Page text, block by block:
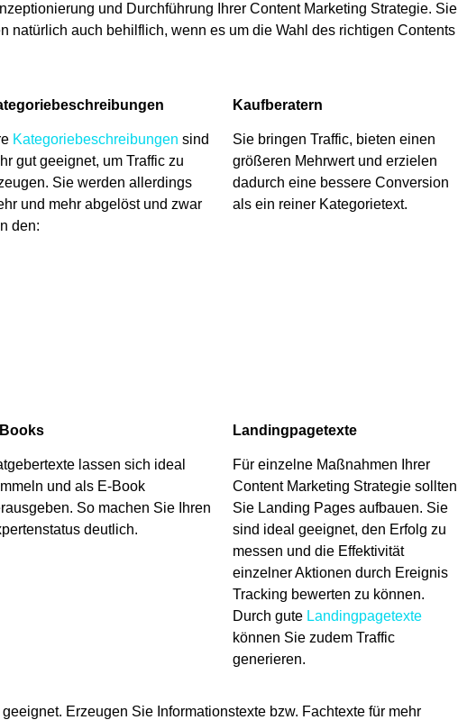
und Durchführung Ihrer Content Marketing Strategie. Sie
natürlich auch behilflich, wenn es um die Wahl des richtigen Contents
Kategoriebeschreibungen sind
gut geeignet, um Traffic zu
Sie werden allerdings
und mehr abgelöst und zwar
den:
Kaufberatern
Sie bringen Traffic, bieten einen
größeren Mehrwert und erzielen
dadurch eine bessere Conversion
als ein reiner Kategorietext.
lassen sich ideal
und als E-Book
So machen Sie Ihren
deutlich.
Landingpagetexte
Für einzelne Maßnahmen Ihrer
Content Marketing Strategie sollten
Sie Landing Pages aufbauen. Sie
sind ideal geeignet, den Erfolg zu
messen und die Effektivität
einzelner Aktionen durch Ereignis
Tracking bewerten zu können.
Durch gute Landingpagetexte
können Sie zudem Traffic
generieren.
Erzeugen Sie Informationstexte bzw. Fachtexte für mehr